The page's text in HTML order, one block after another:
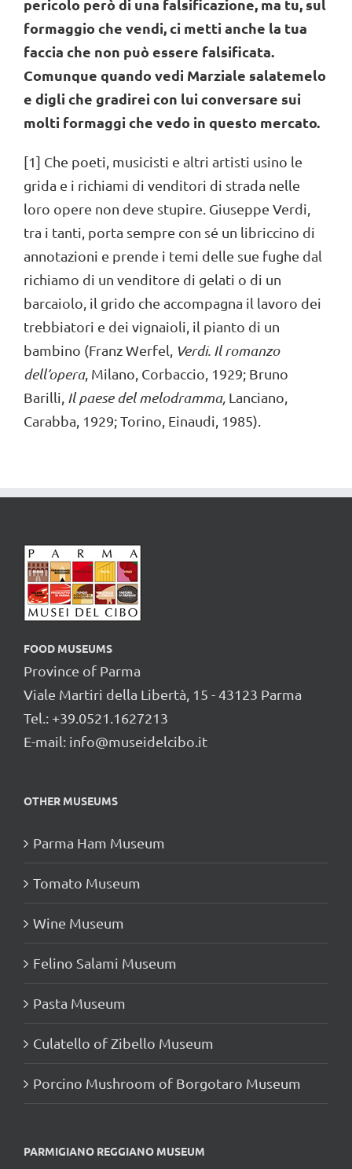
pericolo però di una falsificazione, ma tu, sul
formaggio che vendi, ci metti anche la tua
faccia che non può essere falsificata.
Comunque quando vedi Marziale salatemelo
e digli che gradirei con lui conversare sui
molti formaggi che vedo in questo mercato.
[1] Che poeti, musicisti e altri artisti usino le
grida e i richiami di venditori di strada nelle
loro opere non deve stupire. Giuseppe Verdi,
tra i tanti, porta sempre con sé un libriccino di
annotazioni e prende i temi delle sue fughe dal
richiamo di un venditore di gelati o di un
barcaiolo, il grido che accompagna il lavoro dei
trebbiatori e dei vignaioli, il pianto di un
bambino (Franz Werfel,
Verdi. Il romanzo
dell’opera, Milano, Corbaccio, 1929; Bruno
Barilli, Il paese del melodramma, Lanciano,
Carabba, 1929; Torino, Einaudi, 1985).
FOOD MUSEUMS
Province of Parma
Viale Martiri della Libertà, 15 - 43123 Parma
Tel.: +39.0521.1627213
E-mail: info@museidelcibo.it
OTHER MUSEUMS
Parma Ham Museum
Tomato Museum
Wine Museum
Felino Salami Museum
Pasta Museum
Culatello of Zibello Museum
Porcino Mushroom of Borgotaro Museum
PARMIGIANO REGGIANO MUSEUM